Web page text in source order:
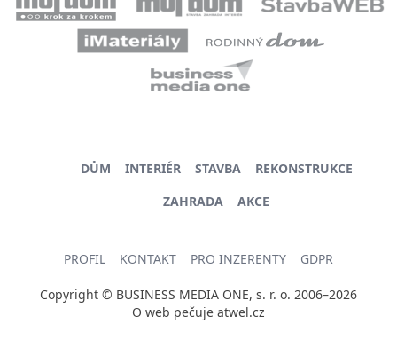
DŮM INTERIÉR STAVBA
REKONSTRUKCE
ZAHRADA
AKCE
PROFIL KONTAKT PRO INZERENTY GDPR
Copyright © BUSINESS MEDIA ONE, s. r. o. 2006–2026